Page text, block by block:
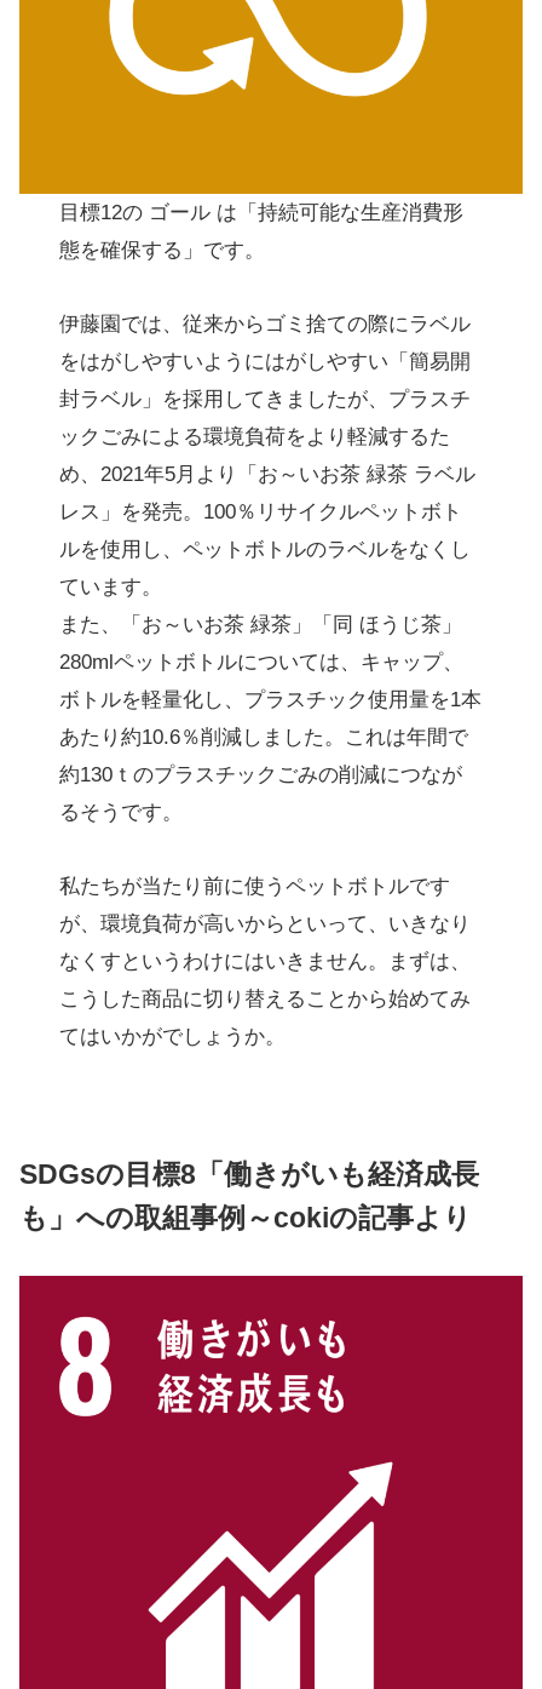
目標12の ゴール は「持続可能な生産消費形
態を確保する」です。
伊藤園では、従来からゴミ捨ての際にラベル
をはがしやすいようにはがしやすい「簡易開
封ラベル」を採用してきましたが、プラスチ
ックごみによる環境負荷をより軽減するた
め、2021年5月より「お～いお茶 緑茶 ラベル
レス」を発売。100％リサイクルペットボト
ルを使用し、ペットボトルのラベルをなくし
ています。
また、「お～いお茶 緑茶」「同 ほうじ茶」
280mlペットボトルについては、キャップ、
ボトルを軽量化し、プラスチック使用量を1本
あたり約10.6％削減しました。これは年間で
約130ｔのプラスチックごみの削減につなが
るそうです。
私たちが当たり前に使うペットボトルです
が、環境負荷が高いからといって、いきなり
なくすというわけにはいきません。まずは、
こうした商品に切り替えることから始めてみ
てはいかがでしょうか。
SDGsの目標8「働きがいも経済成長
も」への取組事例～cokiの記事より